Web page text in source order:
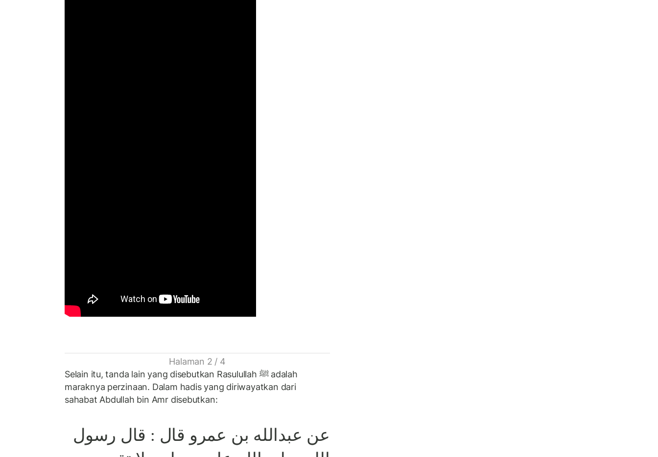
Halaman 2 / 4
Selain itu, tanda lain yang disebutkan Rasulullah ﷺ adalah
maraknya perzinaan. Dalam hadis yang diriwayatkan dari
sahabat Abdullah bin Amr disebutkan:
عن عبدالله بن عمرو قال : قال رسول